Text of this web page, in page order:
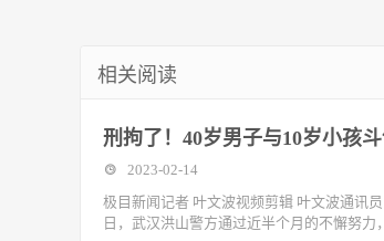
相关阅读
刑拘了！40岁男子与10岁小孩
2023-02-14
极目新闻记者 叶文波视频剪辑 叶文波通讯
日，武汉洪山警方通过近半个月的不懈努力